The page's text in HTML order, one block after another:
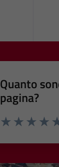
Quanto
pagina?